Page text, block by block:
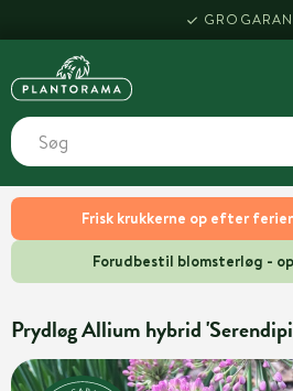
Frisk krukkerne op efter
Forudbestil blomsterløg -
Prydløg Allium hybrid